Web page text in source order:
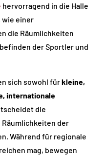
hervorragend in die Halle
wie einer
die Räumlichkeiten
der Sportler und
sich sowohl fürkleine,
internationale
die
Räumlichkeiten der
Während für regionale
mag, bewegen